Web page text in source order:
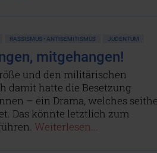
RASSISMUS • ANTISEMITISMUS JUDENTUM
mitgehangen!
und den militärischen
damit hatte die Besetzung
– ein Drama, welches
Das könnte letztlich zum
Weiterlesen...